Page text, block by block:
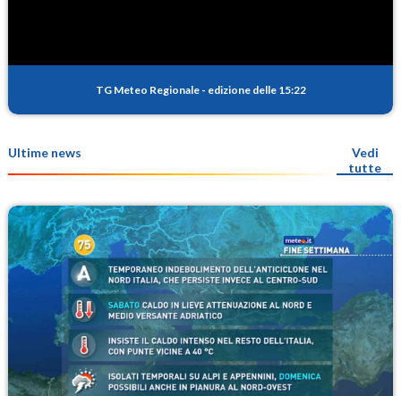
TG Meteo Regionale - edizione delle 15:22
Ultime news
Vedi
tutte